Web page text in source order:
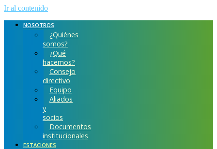
Ir al contenido
NOSOTROS
¿Quiénes
somos?
¿Qué
hacemos?
Consejo
directivo
Equipo
Aliados
y
socios
Documentos
institucionales
ESTACIONES